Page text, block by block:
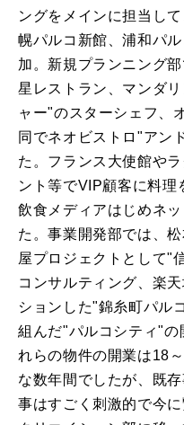
ングをメインに担当し
幌パルコ新館、浦和パ
加。新規プランニング
星レストラン、マンダ
ャー"のスターシェフ、
同でネオビストロ"アン
た。フランス大使館や
ント等でVIP顧客に料理
飲食メディアはじめネ
た。事業開発部では、
屋プロジェクトとして"
コンサルティング、楽
ションした"錦糸町パル
組んだ"パルコシティ"の
れらの物件の開業は18
な数年間でしたが、既
事はすごく刺激的で今